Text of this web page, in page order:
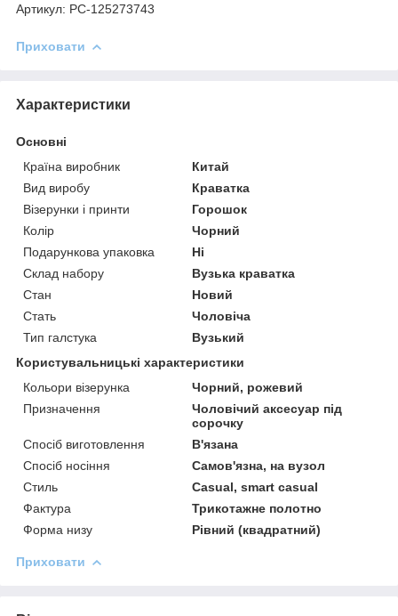
Артикул: PC-125273743
Приховати
Характеристики
Основні
Країна виробник
Китай
Вид виробу
Краватка
Візерунки і принти
Горошок
Колір
Чорний
Подарункова упаковка
Ні
Склад набору
Вузька краватка
Стан
Новий
Стать
Чоловіча
Тип галстука
Вузький
Користувальницькі характеристики
Кольори візерунка
Чорний, рожевий
Призначення
Чоловічий аксесуар під
сорочку
Спосіб виготовлення
В'язана
Спосіб носіння
Самов'язна, на вузол
Стиль
Casual, smart casual
Фактура
Трикотажне полотно
Форма низу
Рівний (квадратний)
Приховати